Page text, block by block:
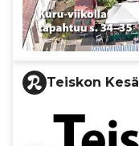
Teiskon Kesä